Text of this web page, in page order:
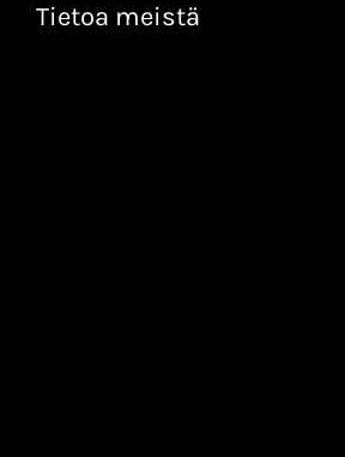
Tietoa meistä